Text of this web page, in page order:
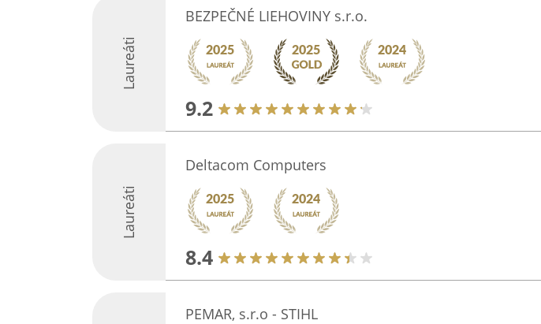
Laureáti
BEZPEČNÉ LIEHOVINY s.r.o.
9.2
Laureáti
Deltacom Computers
8.4
PEMAR, s.r.o - STIHL